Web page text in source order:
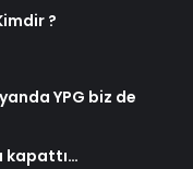
?
YPG biz de
kapattı…